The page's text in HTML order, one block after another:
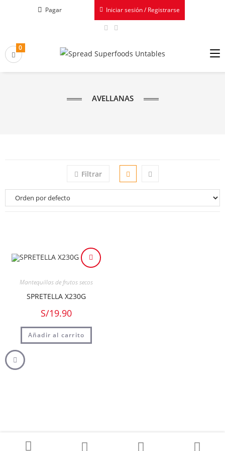
Pagar Iniciar sesión / Registrarse
0
AVELLANAS
Filtrar
Mantequillas de frutos secos
SPRETELLA X230G
S/19.90
Añadir al carrito
© Copyright 2026 - All Rights Reserved - Powered by Spread Perú